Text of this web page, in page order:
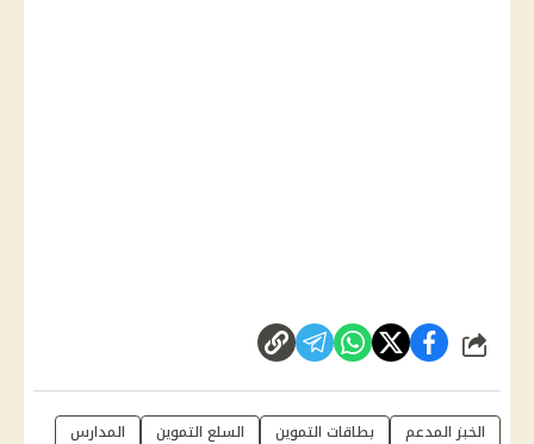
شارك
الخبز المدعم بطاقات التموين السلع التموين
المدارس